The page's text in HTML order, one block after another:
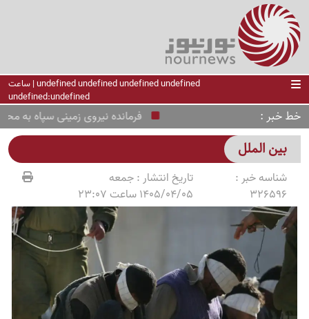
undefined undefined undefined undefined | ساعت
undefined:undefined
خط خبر فرمانده نیروی زمینی سپاه به
بین الملل
شناسه خبر :
326596
تاریخ انتشار :جمعه
1405/04/05 ساعت 23:07